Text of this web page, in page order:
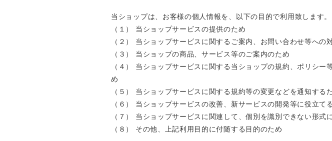
当ショップは、お客様の個人情報を、以下の目的で利用致します。
（１） 当ショップサービスの提供のため
（２） 当ショップサービスに関するご案内、お問い合わせ等への
（３） 当ショップの商品、サービス等のご案内のため
（４） 当ショップサービスに関する当ショップの規約、ポリシ
め
（５） 当ショップサービスに関する規約等の変更などを通知する
（６） 当ショップサービスの改善、新サービスの開発等に役立て
（７） 当ショップサービスに関連して、個別を識別できない形式
（８） その他、上記利用目的に付随する目的のため